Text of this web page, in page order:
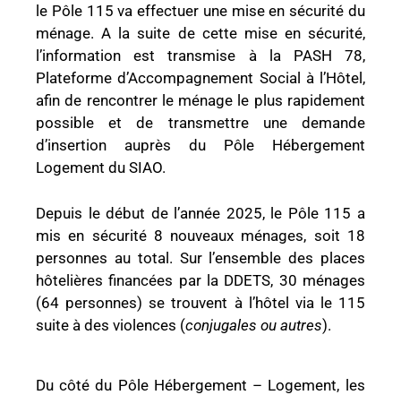
le Pôle 115 va effectuer une mise en sécurité du
ménage. A la suite de cette mise en sécurité,
l’information est transmise à la PASH 78,
Plateforme d’Accompagnement Social à l’Hôtel,
afin de rencontrer le ménage le plus rapidement
possible et de transmettre une demande
d’insertion auprès du Pôle Hébergement
Logement du SIAO.
Depuis le début de l’année 2025, le Pôle 115 a
mis en sécurité 8 nouveaux ménages, soit 18
personnes au total. Sur l’ensemble des places
hôtelières financées par la DDETS, 30 ménages
(64 personnes) se trouvent à l’hôtel via le 115
suite à des violences (conjugales ou autres).
Du côté du Pôle Hébergement – Logement, les